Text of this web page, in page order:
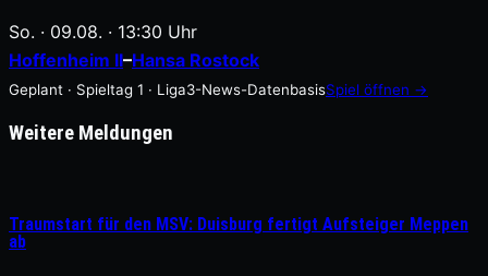
So. · 09.08. · 13:30 Uhr
Hoffenheim II–Hansa Rostock
Geplant · Spieltag 1 · Liga3-News-DatenbasisSpiel öffnen →
Weitere Meldungen
Traumstart für den MSV: Duisburg fertigt Aufsteiger Meppen
ab